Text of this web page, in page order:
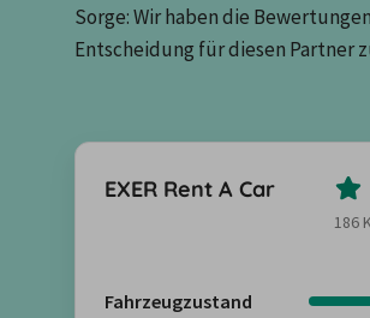
Sorge: Wir haben die
Entscheidung für diesen Partner
EXER Rent A Car
186
Fahrzeugzustand